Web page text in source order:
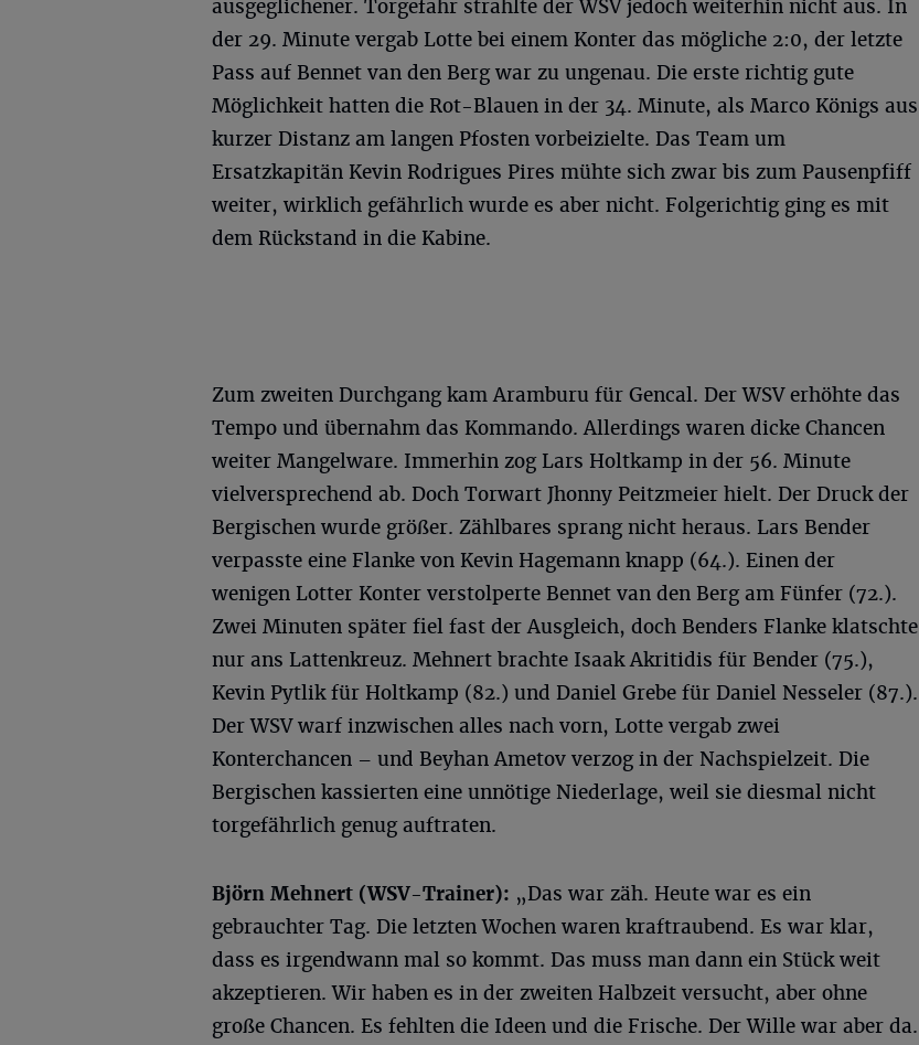
ausgeglichener. Torgefahr strahlte der WSV jedoch weiterhin nicht aus. In
der 29. Minute vergab Lotte bei einem Konter das mögliche 2:0, der letzte
Pass auf Bennet van den Berg war zu ungenau. Die erste richtig gute
Möglichkeit hatten die Rot-Blauen in der 34. Minute, als Marco Königs aus
kurzer Distanz am langen Pfosten vorbeizielte. Das Team um
Ersatzkapitän Kevin Rodrigues Pires mühte sich zwar bis zum Pausenpfiff
weiter, wirklich gefährlich wurde es aber nicht. Folgerichtig ging es mit
dem Rückstand in die Kabine.
Zum zweiten Durchgang kam Aramburu für Gencal. Der WSV erhöhte das
Tempo und übernahm das Kommando. Allerdings waren dicke Chancen
weiter Mangelware. Immerhin zog Lars Holtkamp in der 56. Minute
vielversprechend ab. Doch Torwart Jhonny Peitzmeier hielt. Der Druck der
Bergischen wurde größer. Zählbares sprang nicht heraus. Lars Bender
verpasste eine Flanke von Kevin Hagemann knapp (64.). Einen der
wenigen Lotter Konter verstolperte Bennet van den Berg am Fünfer (72.).
Zwei Minuten später fiel fast der Ausgleich, doch Benders Flanke klatschte
nur ans Lattenkreuz. Mehnert brachte Isaak Akritidis für Bender (75.),
Kevin Pytlik für Holtkamp (82.) und Daniel Grebe für Daniel Nesseler (87.).
Der WSV warf inzwischen alles nach vorn, Lotte vergab zwei
Konterchancen – und Beyhan Ametov verzog in der Nachspielzeit. Die
Bergischen kassierten eine unnötige Niederlage, weil sie diesmal nicht
torgefährlich genug auftraten.
Björn Mehnert (WSV-Trainer): „Das war zäh. Heute war es ein
gebrauchter Tag. Die letzten Wochen waren kraftraubend. Es war klar,
dass es irgendwann mal so kommt. Das muss man dann ein Stück weit
akzeptieren. Wir haben es in der zweiten Halbzeit versucht, aber ohne
große Chancen. Es fehlten die Ideen und die Frische. Der Wille war aber da.